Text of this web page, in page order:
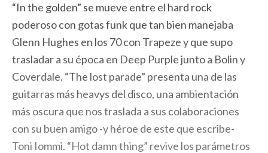
“In the golden” se mueve entre el hard rock
poderoso con gotas funk que tan bien manejaba
Glenn Hughes en los 70 con Trapeze y que supo
trasladar a su época en Deep Purple junto a Bolin y
Coverdale. “The lost parade” presenta una de las
guitarras más heavys del disco, una ambientación
más oscura que nos traslada a sus colaboraciones
con su buen amigo -y héroe de este que escribe-
Toni Iommi. “Hot damn thing” revive los parámetros